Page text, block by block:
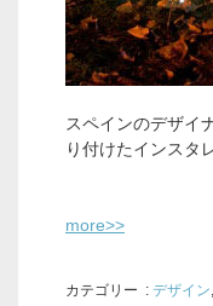
スペインのデザイ
り付けたインスタ
more>>
カテゴリー : デザイン,